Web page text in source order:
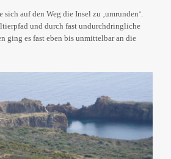
sich auf den Weg die Insel zu ‚umrunden‘.
und durch fast undurchdringliche
ging es fast eben bis unmittelbar an die